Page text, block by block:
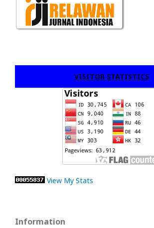
VISITOR STATISTICS
View My Stats
Information